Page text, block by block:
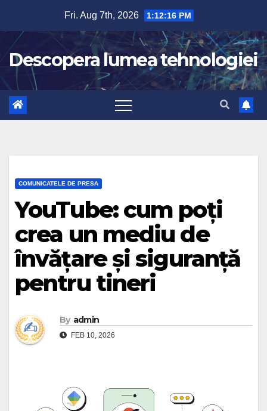
content
Fri. Aug 7th, 2026 1:12:17 PM
Descopera lumea tehnologiei
COMUNICATELE DE PRESA
YouTube: cum poți
crea un mediu de
învățare și siguranță
pentru tineri
By admin
FEB 10, 2026